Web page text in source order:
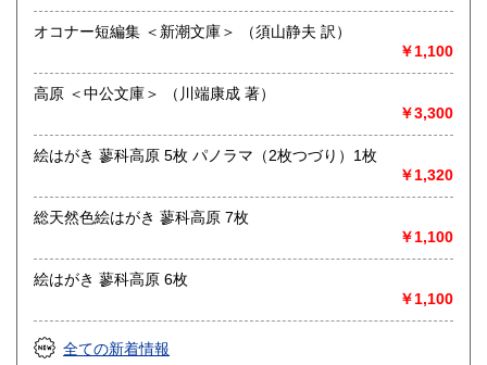
◇近隣であれば書籍の買取をしています。少数であれば店へ
の持ち込み、あるいは量が多い場合はまずは電話などで相談
買取が出来る本とそうでない本があります、メール・電話等
取り扱い分野
哲学宗教、歴史、社会科学、美術工芸、外国文学、趣味、サ
ブカルチャー、古書一般（その他）
オコナー短編集 ＜新潮文庫＞ （須山静夫 訳）
￥1,100
高原 ＜中公文庫＞ （川端康成 著）
￥3,300
絵はがき 蓼科高原 5枚 パノラマ（2枚つづり）1枚
￥1,320
総天然色絵はがき 蓼科高原 7枚
￥1,100
絵はがき 蓼科高原 6枚
￥1,100
全ての新着情報